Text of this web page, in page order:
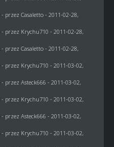
- przez Casaletto- 2011-02-28,
- przez Krychu710 - 2011-02-28,
- przez Casaletto- 2011-02-28,
- przez Krychu710 - 2011-03-02,
- przez Asteck666 - 2011-03-02,
- przez Krychu710 - 2011-03-02,
- przez Asteck666 - 2011-03-02,
- przez Krychu710 - 2011-03-02,